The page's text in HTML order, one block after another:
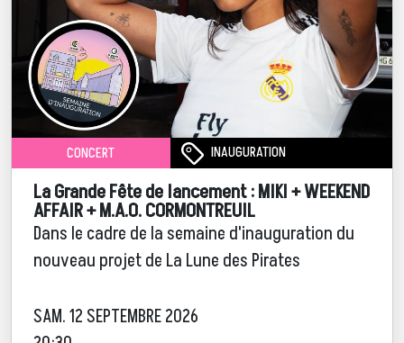
CONCERT INAUGURATION
La Grande Fête de lancement : MIKI + WEEKEND
AFFAIR + M.A.O. CORMONTREUIL
Dans le cadre de la semaine d'inauguration du
nouveau projet de La Lune des Pirates
SAM. 12 SEPTEMBRE 2026